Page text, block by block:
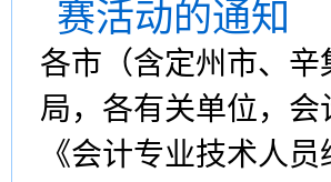
赛活动的通知
各市（含定州市、
局，各有关单位，
《会计专业技术人